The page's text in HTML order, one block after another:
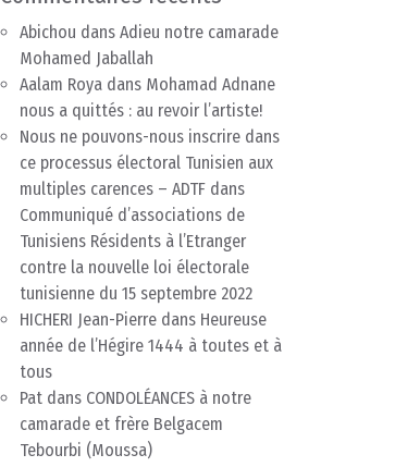
Abichou dans Adieu notre camarade
Mohamed Jaballah
Aalam Roya dans Mohamad Adnane
nous a quittés : au revoir l’artiste!
Nous ne pouvons-nous inscrire dans
ce processus électoral Tunisien aux
multiples carences – ADTF dans
Communiqué d’associations de
Tunisiens Résidents à l’Etranger
contre la nouvelle loi électorale
tunisienne du 15 septembre 2022
HICHERI Jean-Pierre dans Heureuse
année de l’Hégire 1444 à toutes et à
tous
Pat dans CONDOLÉANCES à notre
camarade et frère Belgacem
Tebourbi (Moussa)